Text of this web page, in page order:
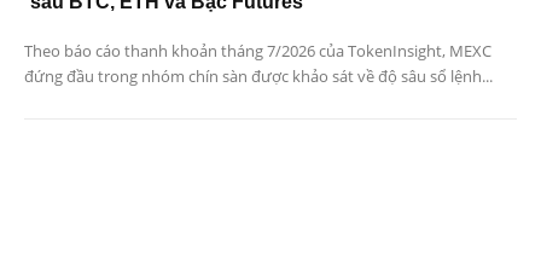
Theo báo cáo thanh khoản tháng 7/2026 của TokenInsight, MEXC
đứng đầu trong nhóm chín sàn được khảo sát về độ sâu sổ lệnh...